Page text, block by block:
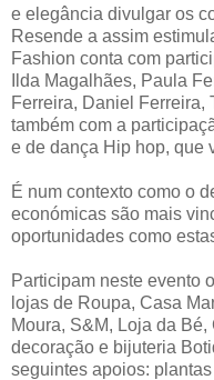
e elegância divulgar os
Resende a assim
Fashion conta com
Ilda Magalhães, Paula
Ferreira, Daniel
também com a
e de dança Hip hop, que
É num contexto como o
económicas são mais
oportunidades como
Participam neste evento
lojas de Roupa, Casa
Moura, S&M, Loja da
decoração e bijuteria
seguintes apoios: